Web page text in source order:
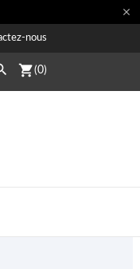

nous
shopping_cart(0)